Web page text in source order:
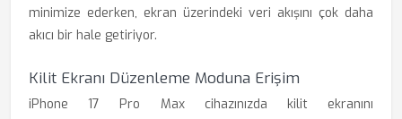
minimize ederken, ekran üzerindeki veri akışını çok daha
akıcı bir hale getiriyor.
Kilit Ekranı Düzenleme Moduna Erişim
iPhone 17 Pro Max cihazınızda kilit ekranını